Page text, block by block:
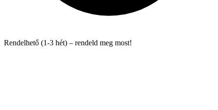
Rendelhető (1-3 hét) – rendeld meg most!